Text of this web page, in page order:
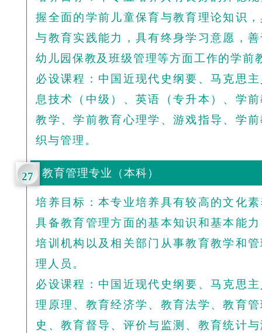
握全面的学前儿童保育与教育理论知识
与教育实践能力，具有终身学习意愿，
幼儿园保教及班级管理等方面工作的学前
必设课程：中国近现代史纲要、马克思
息技术（中级）、英语（专升本）、学
教学、学前教育心理学、游戏指导、学
织与管理。
27 教育管理专业（本科）
培养目标：本专业培养具有较高的文化
具备教育管理方面的基本知识和基本能
培训机构以及相关部门从事教育教学和
理人员。
必设课程：中国近现代史纲要、马克思
理原理、教育经济学、教育法学、教育
史、教育督导、评价与监测、教育统计